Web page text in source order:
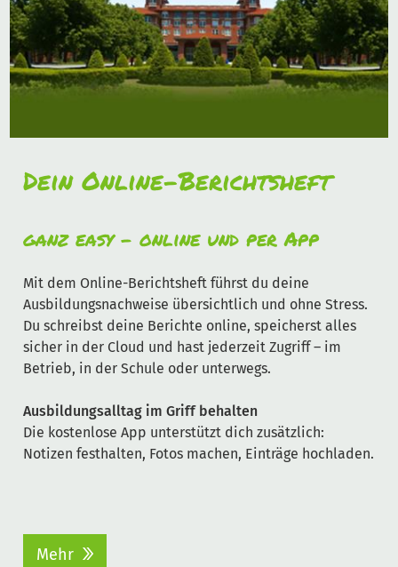
Dein Online-Berichtsheft
ganz easy – online und per App
Mit dem Online-Berichtsheft führst du deine
Ausbildungsnachweise übersichtlich und ohne Stress.
Du schreibst deine Berichte online, speicherst alles
sicher in der Cloud und hast jederzeit Zugriff – im
Betrieb, in der Schule oder unterwegs.
Ausbildungsalltag im Griff behalten
Die kostenlose App unterstützt dich zusätzlich:
Notizen festhalten, Fotos machen, Einträge hochladen.
Mehr